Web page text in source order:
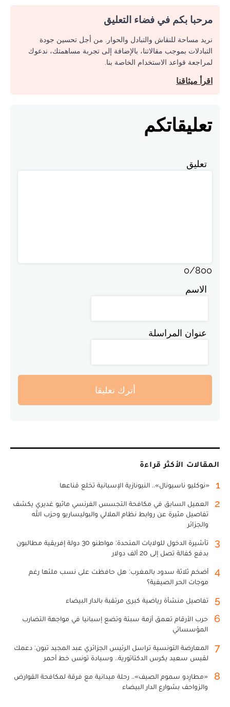
مرحبا بكم في فضاء التعليق
نريد مساحة للنقاش والتبادل والحوار. من أجل تحسين جودة
التبادلات بموجب مقالاتنا، بالإضافة إلى تجربة مساهمتك، ندعوك
لمراجعة قواعد الاستخدام الخاصة بنا.
اقرأ ميثاقنا
تعليقاتكم
تعليق
0/800
الاسم
عنوان المراسلة
أترك تعليقا
المقالات الأكثر قراءة
1 «نوكليو ناسيونال».. النيونازية الإسبانية تخلع قناعها
2
العميل السابق في مكافحة التجسس الفرنسي ماثيو غديري يكشف
تفاصيل مثيرة عن روابط نظام الملالي والبوليساريو وحزب الله
والجزائر
3
تأشيرة الدخول للولايات المتحدة: مواطنو 30 دولة إفريقية مطالبون
بدفع كفالة تصل إلى 20 ألف دولار
4
أضخم ثلاثة سدود بالمغرب: هل حافظت على نسب ملئها رغم
موجات الحر الصيفية؟
5 تفاصيل منشأة رياضية كبرى مرتقبة بالدار البيضاء
6
حرب الأرقام تعمق أزمة سبتة وتضع إسبانيا في مواجهة التضارب
المؤسساتي
7
المعارضة التونسية تراسل الرئيس الجزائري عبد المجيد تبون: دعمك
لقيس سعيد يكرس الدكتاتورية.. وسيادة تونس خط أحمر
8
«مطارِدو سموم الصيف».. رحلة ميدانية مع فرقة لمكافحة القوارض
والزواحف بشوارع الدار البيضاء